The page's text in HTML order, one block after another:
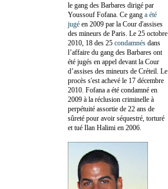
le gang des Barbares dirigé par
Youssouf Fofana. Ce gang a été
jugé en 2009 par la Cour d'assises
des mineurs de Paris. Le 25 octobre
2010, 18 des 25 condamnés dans
l’affaire du gang des Barbares ont
été jugés en appel devant la Cour
d’assises des mineurs de Créteil. Le
procès s'est achevé le 17 décembre
2010. Fofana a été condamné en
2009 à la réclusion criminelle à
perpétuité assortie de 22 ans de
sûreté pour avoir séquestré, torturé
et tué Ilan Halimi en 2006.